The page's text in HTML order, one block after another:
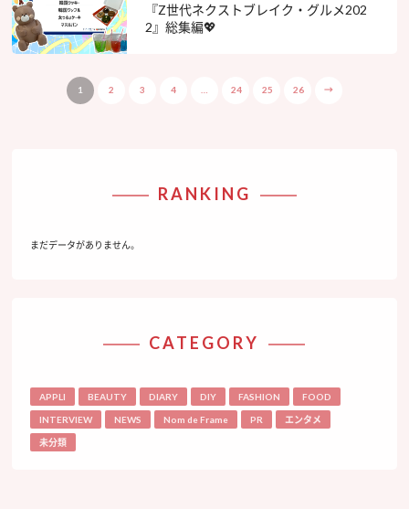
『Z世代ネクストブレイク・グルメ202
2』総集編💖
1 2 3 4 24 25 26 →
RANKING
まだデータがありません。
CATEGORY
APPLI BEAUTY DIARY DIY FASHION FOOD
INTERVIEW NEWS Nom de Frame PR エンタメ
未分類